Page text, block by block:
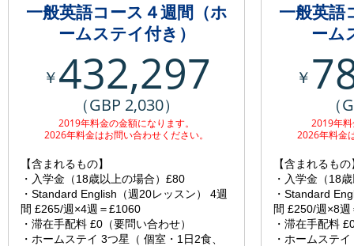
一般英語コース４週間（ホ
ームステイ付き）
￥432,297
（GBP 2,030）
2019年料金の金額になります。
2026年料金はお問い合わせください。
【含まれるもの】
・入学金（18歳以上の場合）£80
・Standard English（週20レッスン） 4週
間 £265/週×4週＝£1060
・滞在手配料 £0（要問い合わせ）
・ホームステイ 3つ星（ 個室・1日2食、
一般英語
ーム
￥
2019年
2026年料金
【含まれるもの
・入学金（18
・Standard
間 £250/週×8
・滞在手配料
・ホームステ